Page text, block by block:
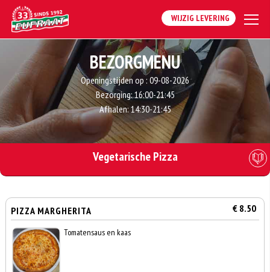
WIJZIG LEVERING
BEZORGMENU
Openingstijden op : 09-08-2026
Bezorging:16:00-21:45
Afhalen:14:30-21:45
Vegetarische Pizza
PIZZA MARGHERITA € 8.50
Tomatensaus en kaas